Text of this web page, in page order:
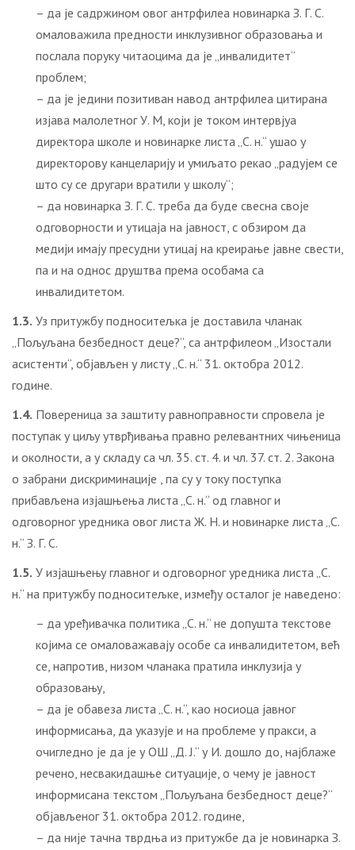
– да је садржином овог антрфилеа новинарка З. Г. С.
омаловажила предности инклузивног образовања и
послала поруку читаоцима да је „инвалидитет“
проблем;
– да је једини позитиван навод антрфилеа цитирана
изјава малолетног У. М, који је током интервјуа
директора школе и новинарке листа „С. н.“ ушао у
директорову канцеларију и умиљато рекао „радујем се
што су се другари вратили у школу“;
– да новинарка З. Г. С. треба да буде свесна своје
одговорности и утицаја на јавност, с обзиром да
медији имају пресудни утицај на креирање јавне свести,
па и на однос друштва према особама са
инвалидитетом.
1.3. Уз притужбу подноситељка је доставила чланак
„Пољуљана безбедност деце?“, са антрфилеом „Изостали
асистенти“, објављен у листу „С. н.“ 31. октобра 2012.
године.
1.4. Повереница за заштиту равноправности спровела је
поступак у циљу утврђивања правно релевантних чињеница
и околности, a у складу са чл. 35. ст. 4. и чл. 37. ст. 2. Закона
о забрани дискриминације , па су у току поступка
прибављена изјашњења листа „С. н.“ од главног и
одговорног уредника овог листа Ж. Н. и новинарке листа „С.
н.“ З. Г. С.
1.5. У изјашњењу главног и одговорног уредника листа „С.
н.“ на притужбу подноситељке, између осталог је наведено:
– да уређивачка политика „С. н.“ не допушта текстове
којима се омаловажавају особе са инвалидитетом, већ
се, напротив, низом чланака пратила инклузија у
образoвању,
– да је обавеза листа „С. н.“, као носиоца јавног
информисања, да указује и на проблеме у пракси, а
очигледно је да је у ОШ „Д. Ј.“ у И. дошло до, најблаже
речено, несвакидашње ситуације, о чему је јавност
информисана текстом „Пољуљана безбедност деце?“
објављеног 31. октобра 2012. године,
– да није тачна тврдња из притужбе да је новинарка З.